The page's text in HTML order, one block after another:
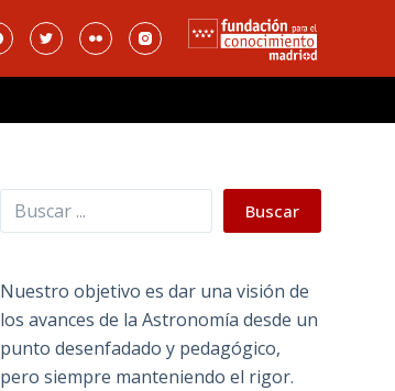
Buscar Buscar
Nuestro objetivo es dar una visión de
los avances de la Astronomía desde un
punto desenfadado y pedagógico,
pero siempre manteniendo el rigor.